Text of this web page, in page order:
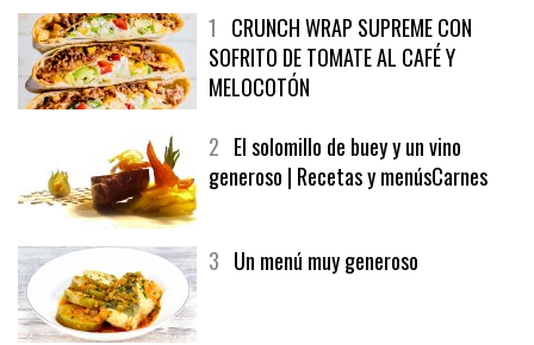
1 CRUNCH WRAP SUPREME CON
SOFRITO DE TOMATE AL CAFÉ Y
MELOCOTÓN
2 El solomillo de buey y un vino
generoso | Recetas y menúsCarnes
3 Un menú muy generoso